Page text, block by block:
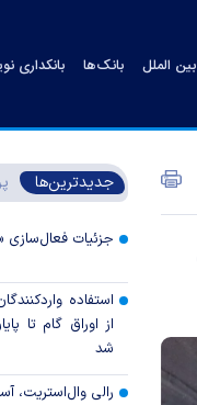
الملل بانک‌ها بانکداری
جدیدترین‌ها
جزئیات فعال‌سازی
استفاده
شد
رالی وال‌استریت،